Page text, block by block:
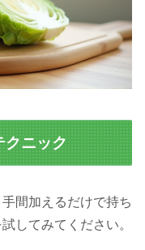
クニック
間加えるだけで持ち
してみてください。